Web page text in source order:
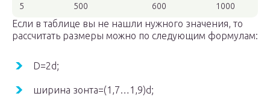
5 500 600 1000
Если в таблице вы не нашли нужного значения, то
рассчитать размеры можно по следующим формулам:
D=2d;
ширина зонта=(1,7…1,9)d;